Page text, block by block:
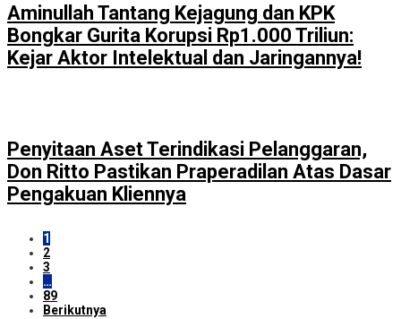
Aminullah Tantang Kejagung dan KPK
Bongkar Gurita Korupsi Rp1.000 Triliun:
Kejar Aktor Intelektual dan Jaringannya!
Penyitaan Aset Terindikasi Pelanggaran,
Don Ritto Pastikan Praperadilan Atas Dasar
Pengakuan Kliennya
1
2
3
…
89
Berikutnya